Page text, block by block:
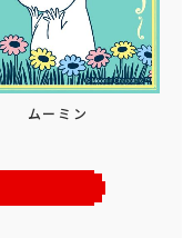
ムーミン